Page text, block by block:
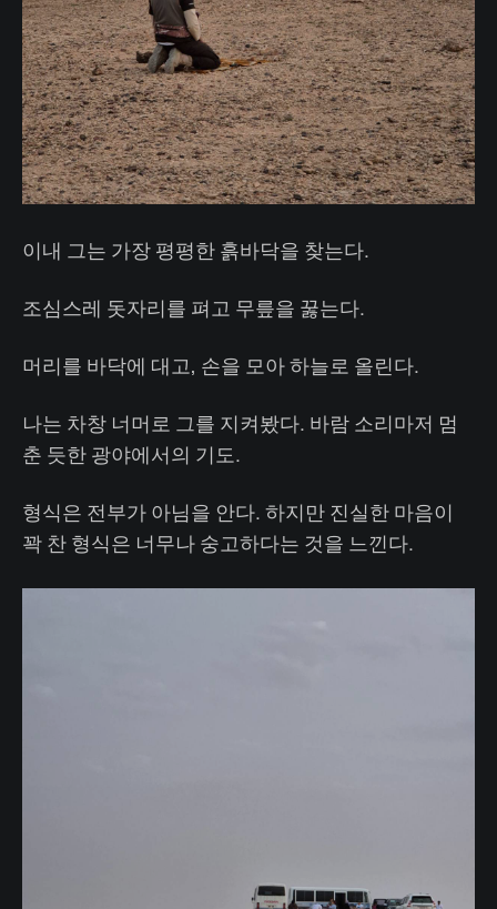
이내 그는 가장 평평한 흙바닥을 찾는다.
조심스레 돗자리를 펴고 무릎을 꿇는다.
머리를 바닥에 대고, 손을 모아 하늘로 올린다.
나는 차창 너머로 그를 지켜봤다. 바람 소리마저 멈
춘 듯한 광야에서의 기도.
형식은 전부가 아님을 안다. 하지만 진실한 마음이
꽉 찬 형식은 너무나 숭고하다는 것을 느낀다.